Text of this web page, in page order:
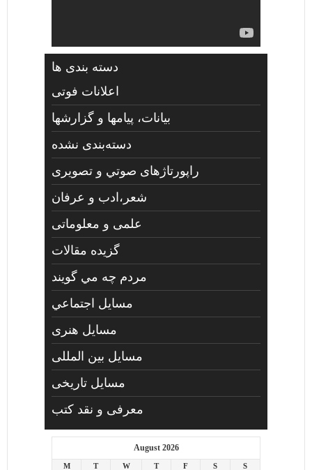
دسته بندی ها
اعلانات فوتی
بیانات، پیامها و گزارشها
دسته‌بندی نشده
راپورتاژهای صوتي و تصويری
شعر،ادب و عرفان
علمی و معلوماتی
گزیده مقالات
مردم چه مي گويند
مسايل اجتماعي
مسايل هنری
مسایل بین المللی
مسایل تاریخی
معرفی و نقد کتب
August 2026
M T W T F S S